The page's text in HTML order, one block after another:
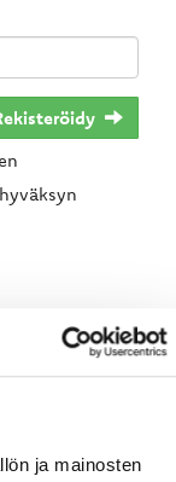
ja mainosten